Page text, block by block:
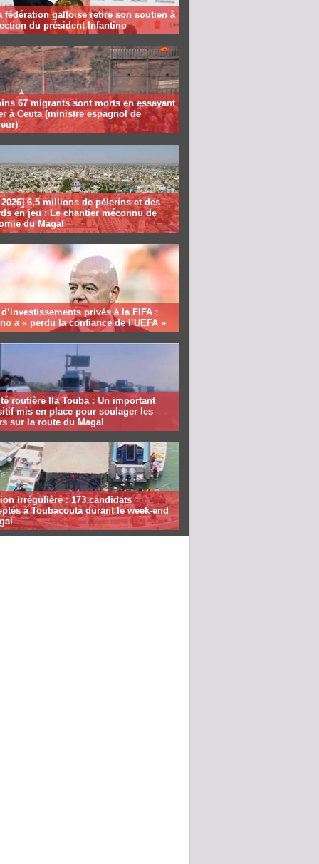
fédération galloise retire son soutien à
du président Infantino
67 migrants sont morts en essayant
à Ceuta (ministre espagnol de
6,5 millions de pèlerins et des
en jeu : Le chantier méconnu de
du Magal
privés à la FIFA :
a « perdu la confiance de l’UEFA »
routière Ila Touba : Un important
mis en place pour soulager les
sur la route du Magal
irrégulière : 173 candidats
à Toubacouta durant le week-end